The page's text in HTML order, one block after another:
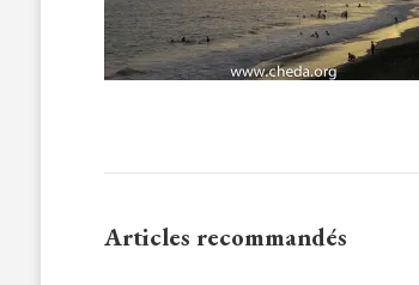
Articles recommandés